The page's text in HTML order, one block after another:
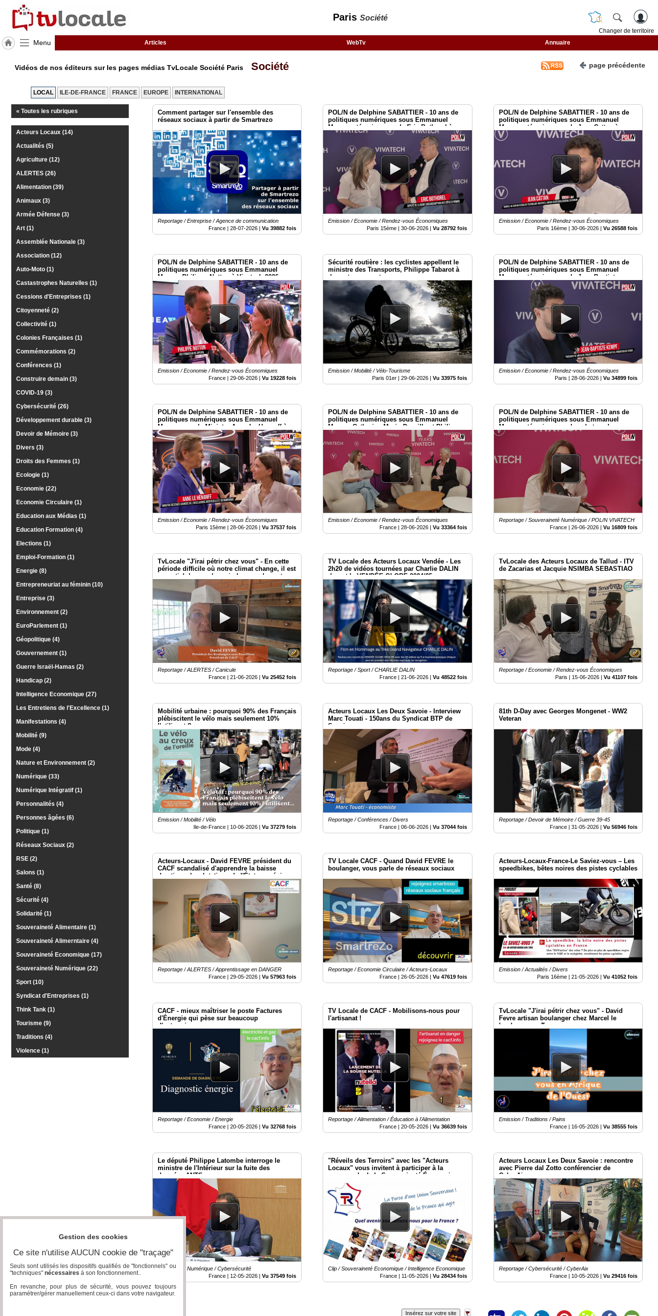
Paris Société
Changer de territoire
Menu Articles WebTv Annuaire
TvLocale
France
Gazette
Vidéos
groupe
Blogs
Inscription
éditeur
Vidéos de nos éditeurs sur les pages médias TvLocale Société Paris Société page précédente
LOCAL ILE-DE-FRANCE FRANCE EUROPE INTERNATIONAL
« Toutes les rubriques
Acteurs Locaux (14)
Actualités (5)
Agriculture (12)
ALERTES (26)
Alimentation (39)
Animaux (3)
Armée Défense (3)
Art (1)
Assemblée Nationale (3)
Association (12)
Auto-Moto (1)
Castastrophes Naturelles (1)
Cessions d'Entreprises (1)
Citoyenneté (2)
Collectivité (1)
Colonies Françaises (1)
Commémorations (2)
Conférences (1)
Construire demain (3)
COVID-19 (3)
Cybersécurité (26)
Développement durable (3)
Devoir de Mémoire (3)
Divers (3)
Droits des Femmes (1)
Ecologie (1)
Economie (22)
Economie Circulaire (1)
Education aux Médias (1)
Education Formation (4)
Elections (1)
Emploi-Formation (1)
Energie (8)
Entrepreneuriat au féminin (10)
Entreprise (3)
Environnement (2)
EuroParlement (1)
Géopolitique (4)
Gouvernement (1)
Guerre Israël-Hamas (2)
Handicap (2)
Intelligence Economique (27)
Les Entretiens de l'Excellence (1)
Manifestations (4)
Mobilité (9)
Mode (4)
Nature et Environnement (2)
Numérique (33)
Numérique Intégratif (1)
Personnalités (4)
Personnes âgées (6)
Politique (1)
Réseaux Sociaux (2)
RSE (2)
Salons (1)
Santé (8)
Sécurité (4)
Solidarité (1)
Souveraineté Alimentaire (1)
Souveraineté Alimerntaire (4)
Souveraineté Economique (17)
Souveraineté Numérique (22)
Sport (10)
Syndicat d'Entreprises (1)
Think Tank (1)
Tourisme (9)
Traditions (4)
Violence (1)
Comment partager sur l'ensemble des
réseaux sociaux à partir de Smartrezo
Reportage / Entreprise / Agence de communication
France |28-07-2026 |Vu 39882 fois
POL/N de Delphine SABATTIER - 10 ans de
politiques numériques sous Emmanuel
Macron : témoignages de Eric Bothorel à
Vivatech 2026
Emission / Economie / Rendez-vous Économiques
Paris 15ème | 30-06-2026| Vu 28792 fois
POL/N de Delphine SABATTIER - 10 ans de
politiques numériques sous Emmanuel
Macron : témoignages de Jean Cattan à
Vivatech 2026
Emission / Economie / Rendez-vous Économiques
Paris 16ème |30-06-2026 |Vu 26588 fois
POL/N de Delphine SABATTIER - 10 ans de
politiques numériques sous Emmanuel
Macron Philippe Notton à Vivatech 2026
Emission / Economie / Rendez-vous Économiques
France |29-06-2026 |Vu 19228 fois
Sécurité routière : les cyclistes appellent le
ministre des Transports, Philippe Tabarot à
des actes concrets
Emission / Mobilité / Vélo-Tourisme
Paris 01er | 29-06-2026| Vu 33975 fois
POL/N de Delphine SABATTIER - 10 ans de
politiques numériques sous Emmanuel
Macron : témoignages de Jean-Baptiste
Kempf à Vivatech 2026
Emission / Economie / Rendez-vous Économiques
Paris |28-06-2026 |Vu 34899 fois
POL/N de Delphine SABATTIER - 10 ans de
politiques numériques sous Emmanuel
Macron avec la Ministre Anne Le Henanff à
Vivatech 2026
Emission / Economie / Rendez-vous Économiques
Paris 15ème |28-06-2026 |Vu 37537 fois
POL/N de Delphine SABATTIER - 10 ans de
politiques numériques sous Emmanuel
Macron Catherine Morin-Desailly et Philippe
Latombe à Vivatech 2026
Emission / Economie / Rendez-vous Économiques
France | 28-06-2026| Vu 33364 fois
POL/N de Delphine SABATTIER - 10 ans de
politiques numériques sous Emmanuel
Macron : témoignages dans le temple
Vivatech
Reportage / Souveraineté Numérique / POL/N VIVATECH
France |26-06-2026 |Vu 16809 fois
TvLocale "J'irai pétrir chez vous" - ​En cette
période difficile où notre climat change, il est
essentiel de prendre soin les uns des autres.
Reportage / ALERTES / Canicule
France |21-06-2026 |Vu 25452 fois
TV Locale des Acteurs Locaux Vendée - Les
2h20 de vidéos tournées par Charlie DALIN
durant le VENDÉE GLOBE 2024/25
Reportage / Sport / CHARLIE DALIN
France | 21-06-2026| Vu 48522 fois
TvLocale des Acteurs Locaux de Tallud - ITV
de Zacarias et Jacquie NSIMBA SEBASTIAO
Reportage / Economie / Rendez-vous Économiques
Paris | 15-06-2026 |Vu 41107 fois
Mobilité urbaine : pourquoi 90% des Français
plébiscitent le vélo mais seulement 10%
l'utilisent ?
Emission / Mobilité / Vélo
Ile-de-France | 10-06-2026 |Vu 37279 fois
Acteurs Locaux Les Deux Savoie - Interview
Marc Touati - 150ans du Syndicat BTP de
Savoie
Reportage / Conférences / Divers
France | 06-06-2026| Vu 37044 fois
81th D-Day avec Georges Mongenet - WW2
Veteran
Reportage / Devoir de Mémoire / Guerre 39-45
France |31-05-2026 |Vu 56946 fois
Acteurs-Locaux - David FEVRE président du
CACF scandalisé d'apprendre la baisse
drastique des dotations de l'État aux régions
pour l'apprentissage.
Reportage / ALERTES / Apprentissage en DANGER
France |29-05-2026 |Vu 57963 fois
TV Locale CACF - Quand David FEVRE le
boulanger, vous parle de réseaux sociaux
Reportage / Economie Circulaire / Acteurs-Locaux
France | 26-05-2026| Vu 47619 fois
Acteurs-Locaux-France-Le Saviez-vous – Les
speedbikes, bêtes noires des pistes cyclables
Emission / Actualités / Divers
Paris 16ème |21-05-2026 |Vu 41052 fois
CACF - mieux maîtriser le poste Factures
d'Énergie qui pèse sur beaucoup
d'entreprises
Reportage / Economie / Energie
France |20-05-2026 |Vu 32768 fois
TV Locale de CACF - Mobilisons-nous pour
l'artisanat !
Reportage / Alimentation / Éducation à l'Alimentation
France | 20-05-2026| Vu 36639 fois
TvLocale "J'irai pétrir chez vous" - David
Fevre artisan boulanger chez Marcel le
boulanger au Togo
Emission / Traditions / Pains
France | 16-05-2026 |Vu 38555 fois
Le député Philippe Latombe interroge le
ministre de l'Intérieur sur la fuite des
données ANTS
Reportage / Numérique / Cybersécurité
France | 12-05-2026 |Vu 37549 fois
"Réveils des Terroirs" avec les "Acteurs
Locaux" vous invitent à participer à la
sauvegarde de la Souveraineté Économique
et Alimentaire de votre Territoire
Clip / Souveraineté Economique / Intelligence Economique
France | 11-05-2026| Vu 28434 fois
Acteurs Locaux Les Deux Savoie : rencontre
avec Pierre dal Zotto conférencier de
CyberAix
Reportage / Cybersécurité / CyberAix
France | 10-05-2026 |Vu 29416 fois
Insérez sur votre site
Gestion des cookies
Ce site n'utilise AUCUN cookie de "traçage"
Seuls sont utilisés les dispositifs qualifiés de "fonctionnels" ou
"techniques" nécessaires à son fonctionnement..
En revanche, pour plus de sécurité, vous pouvez toujours
paramétrer/gérer manuellement ceux-ci dans votre navigateur.